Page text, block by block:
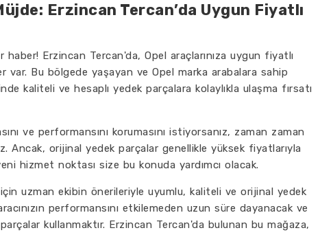
Erzincan Tercan’da Uygun Fiyatlı
Erzincan Tercan'da, Opel araçlarınıza uygun fiyatlı
var. Bu bölgede yaşayan ve Opel marka arabalara sahip
kaliteli ve hesaplı yedek parçalara kolaylıkla ulaşma fırsatı
ve performansını korumasını istiyorsanız, zaman zaman
Ancak, orijinal yedek parçalar genellikle yüksek fiyatlarıyla
hizmet noktası size bu konuda yardımcı olacak.
için uzman ekibin önerileriyle uyumlu, kaliteli ve orijinal yedek
performansını etkilemeden uzun süre dayanacak ve
kullanmaktır. Erzincan Tercan'da bulunan bu mağaza,